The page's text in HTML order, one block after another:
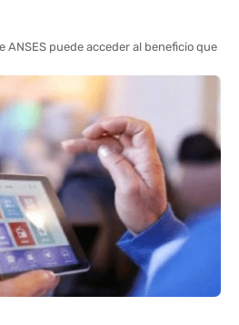
ANSES puede acceder al beneficio que